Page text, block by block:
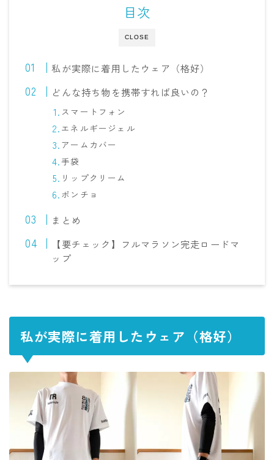
CLOSE
目次
私が実際に着用したウェア（格好）
どんな持ち物を携帯すれば良いの？
スマートフォン
エネルギージェル
アームカバー
手袋
リップクリーム
ポンチョ
まとめ
【要チェック】フルマラソン完走ロードマ
ップ
私が実際に着用したウェア（格好）